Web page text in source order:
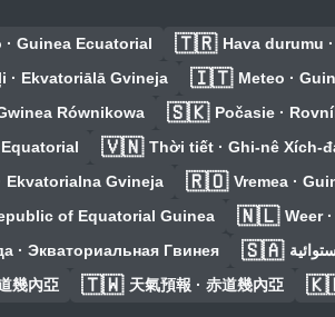
· Guinea Ecuatorial 🇹🇷 Hava durumu
· Ekvatoriālā Gvineja 🇮🇹 Meteo ·
Równikowa 🇸🇰 Počasie ·
🇻🇳 Thời tiết · Ghi-nê Xích-
Ekvatorialna Gvineja 🇷🇴 Vremea ·
of Equatorial Guinea 🇳🇱 Weer
· Экваториальная Гвинея 🇸🇦
幾內亞 🇹🇼 天氣預報 · 赤道幾內亞